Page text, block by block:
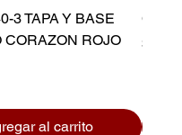
3 TAPA Y BASE
CORAZON ROJO
al carrito
Precio
$